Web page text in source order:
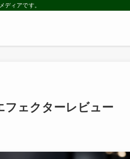
ディアです。
フェクターレビュー